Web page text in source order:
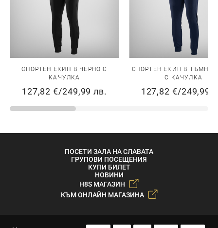
СПОРТЕН ЕКИП В ЧЕРНО С
КАЧУЛКА
127,82 €/249,99 лв.
СПОРТЕН ЕКИП В
С КАЧУЛКА
127,82 €/249,99
ПОСЕТИ ЗАЛА НА СЛАВАТА
ГРУПОВИ ПОСЕЩЕНИЯ
КУПИ БИЛЕТ
НОВИНИ
H8S МАГАЗИН
КЪМ ОНЛАЙН МАГАЗИНА